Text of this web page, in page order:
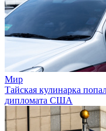
Мир
Тайская кулинарка
дипломата США